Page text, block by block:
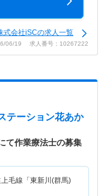
式会社iSCの求人一覧
06/19 求人番号：10267222
テーション花あか
て作業療法士の募集
毛線「東新川(群馬)